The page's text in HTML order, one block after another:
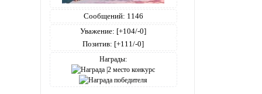
Сообщений: 1146
Уважение: [+104/-0]
Позитив: [+111/-0]
Награды: